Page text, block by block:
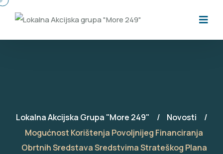
Lokalna Akcijska Grupa "More 249"
Novosti
Mogućnost Korištenja Povoljnijeg Financiranja
Obrtnih Sredstava Sredstvima Strateškog Plana